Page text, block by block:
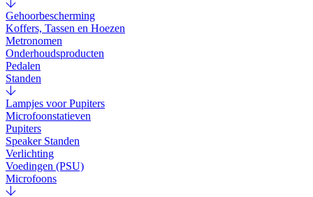
Gehoorbescherming
Koffers, Tassen en Hoezen
Metronomen
Onderhoudsproducten
Pedalen
Standen
Lampjes voor Pupiters
Microfoonstatieven
Pupiters
Speaker Standen
Verlichting
Voedingen (PSU)
Microfoons